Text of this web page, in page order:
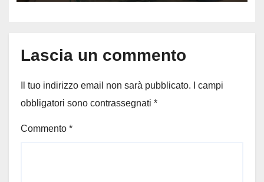
Lascia un commento
Il tuo indirizzo email non sarà pubblicato.
I campi
obbligatori sono contrassegnati *
Commento *